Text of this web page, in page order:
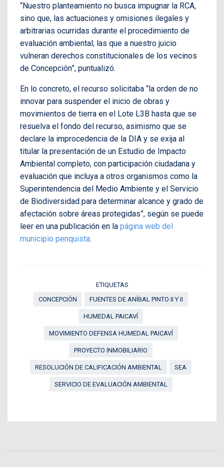
“Nuestro planteamiento no busca impugnar la RCA,
sino que, las actuaciones y omisiones ilegales y
arbitrarias ocurridas durante el procedimiento de
evaluación ambiental; las que a nuestro juicio
vulneran derechos constitucionales de los vecinos
de Concepción”, puntualizó.
En lo concreto, el recurso solicitaba “la orden de no
innovar para suspender el inicio de obras y
movimientos de tierra en el Lote L3B hasta que se
resuelva el fondo del recurso, asimismo que se
declare la improcedencia de la DIA y se exija al
titular la presentación de un Estudio de Impacto
Ambiental completo, con participación ciudadana y
evaluación que incluya a otros organismos como la
Superintendencia del Medio Ambiente y el Servicio
de Biodiversidad para determinar alcance y grado de
afectación sobre áreas protegidas”, según se puede
leer en una publicación en la página web del
municipio penquista.
ETIQUETAS
CONCEPCIÓN
FUENTES DE ANÍBAL PINTO II Y II
HUMEDAL PAICAVÍ
MOVIMIENTO DEFENSA HUMEDAL PAICAVÍ
PROYECTO INMOBILIARIO
RESOLUCIÓN DE CALIFICACIÓN AMBIENTAL SEA
SERVICIO DE EVALUACIÓN AMBIENTAL